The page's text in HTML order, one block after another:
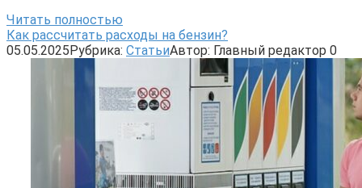
Читать полностью
Как рассчитать расходы на бензин?
05.05.2025Рубрика: СтатьиАвтор: Главный редактор 0